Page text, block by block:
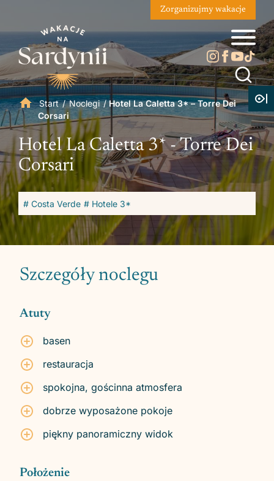
Zorganizujmy wakacje
Start/Noclegi/Hotel La Caletta 3* – Torre Dei
Corsari
Hotel La Caletta 3* - Torre Dei
Corsari
# Costa Verde # Hotele 3*
Szczegóły noclegu
Atuty
basen
restauracja
spokojna, gościnna atmosfera
dobrze wyposażone pokoje
piękny panoramiczny widok
Położenie